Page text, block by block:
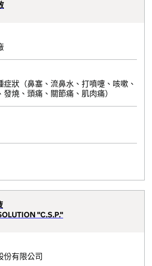
症狀（鼻塞、流鼻水、打噴嚏、咳嗽、
燒、頭痛、關節痛、肌肉痛）
"C.S.P."
份有限公司